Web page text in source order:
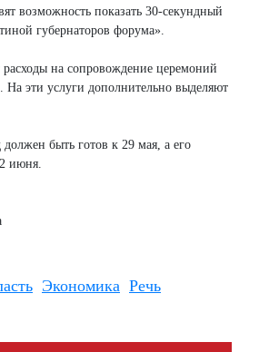
возможность показать 30-секундный
губернаторов форума».
на сопровождение церемоний
На эти услуги дополнительно выделяют
быть готов к 29 мая, а его
июня.
Экономика Речь